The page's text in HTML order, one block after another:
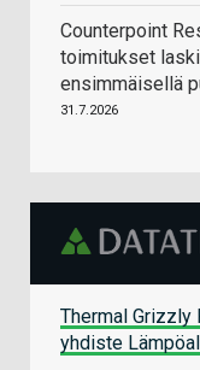
Counterpoint
toimitukset
ensimmäisellä
31.7.2026
Thermal Grizzly
yhdiste